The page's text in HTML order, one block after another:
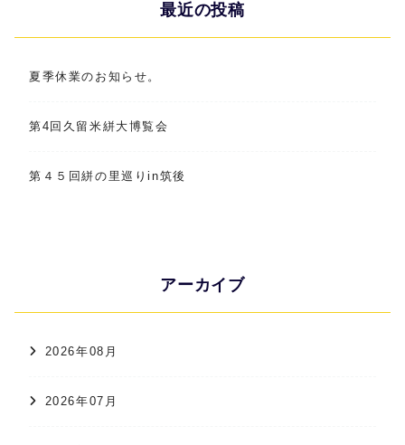
最近の投稿
夏季休業のお知らせ。
第4回久留米絣大博覧会
第４５回絣の里巡りin筑後
アーカイブ
2026年08月
2026年07月